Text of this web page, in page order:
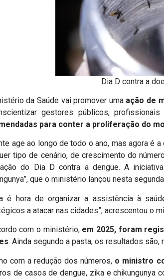
Dia D contra a
da Saúde vai promover umaação de
gestores públicos,
para conter a proliferação do
age ao longo de todo o ano, mas agora é
tipo de cenário, de crescimento do
do Dia D contra a dengue. A
que o ministério lançou nesta
é hora de organizar a assistência à
a atacar nas cidades”, acrescentou o
com o ministério,em 2025, foram
. Ainda segundo a pasta, os resultados são,
com a redução dos números, o ministro
de casos de dengue, zika e chikungunya